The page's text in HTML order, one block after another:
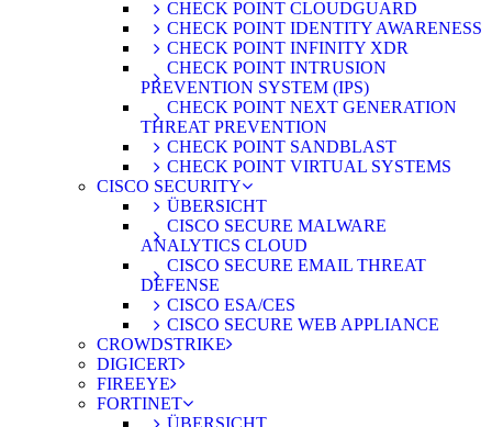
CHECK POINT CLOUDGUARD
CHECK POINT IDENTITY AWARENESS
CHECK POINT INFINITY XDR
CHECK POINT INTRUSION
PREVENTION SYSTEM (IPS)
CHECK POINT NEXT GENERATION
THREAT PREVENTION
CHECK POINT SANDBLAST
CHECK POINT VIRTUAL SYSTEMS
CISCO SECURITY
ÜBERSICHT
CISCO SECURE MALWARE
ANALYTICS CLOUD
CISCO SECURE EMAIL THREAT
DEFENSE
CISCO ESA/CES
CISCO SECURE WEB APPLIANCE
CROWDSTRIKE
DIGICERT
FIREEYE
FORTINET
ÜBERSICHT